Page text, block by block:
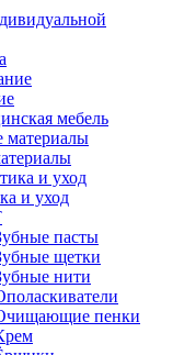
мебель
и уход
пасты
щетки
нити
пенки